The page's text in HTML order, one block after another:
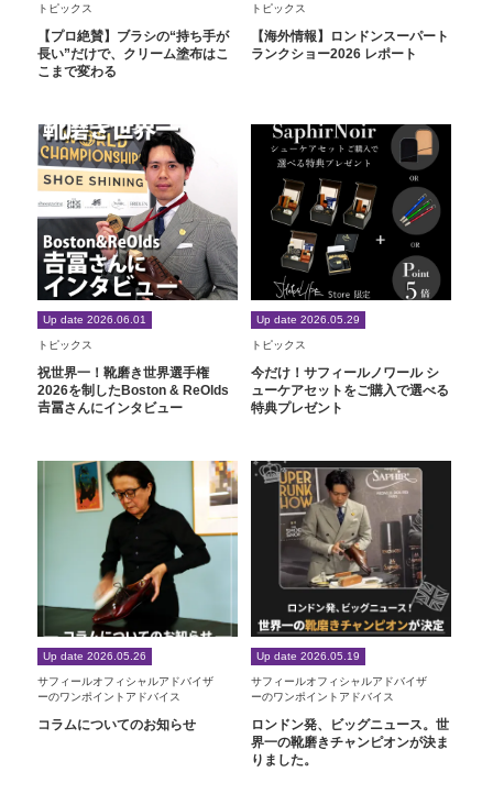
トピックス
【プロ絶賛】ブラシの“持ち手が
長い”だけで、クリーム塗布はこ
こまで変わる
トピックス
【海外情報】ロンドンスーパート
ランクショー2026 レポート
Up date 2026.06.01
トピックス
祝世界一！靴磨き世界選手権
2026を制したBoston & ReOlds
𠮷冨さんにインタビュー
Up date 2026.05.29
トピックス
今だけ！サフィールノワール シ
ューケアセットをご購入で選べる
特典プレゼント
Up date 2026.05.26
サフィールオフィシャルアドバイザ
ーのワンポイントアドバイス
コラムについてのお知らせ
Up date 2026.05.19
サフィールオフィシャルアドバイザ
ーのワンポイントアドバイス
ロンドン発、ビッグニュース。世
界一の靴磨きチャンピオンが決ま
りました。